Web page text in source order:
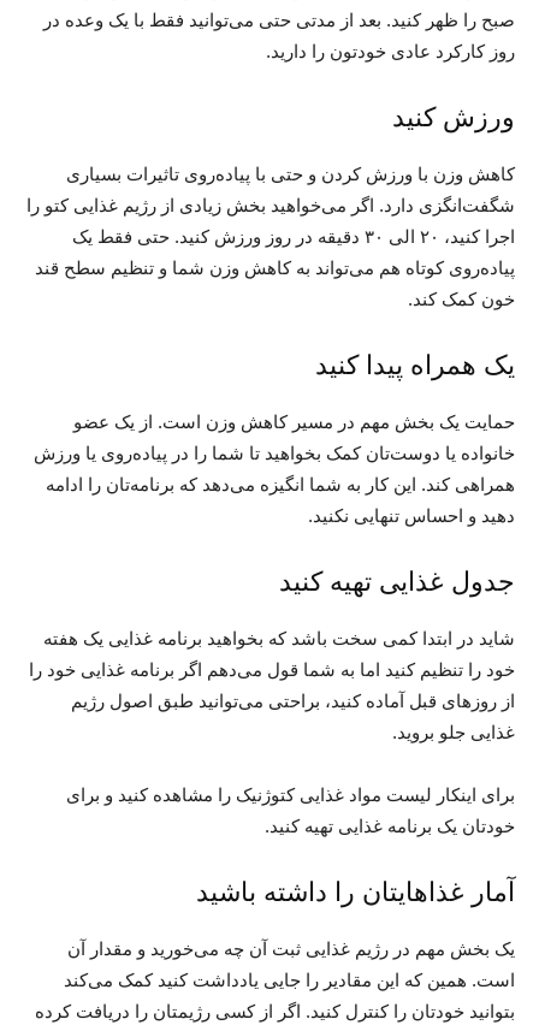
صبح را ظهر کنید. بعد از مدتی حتی می‌توانید فقط با یک وعده در
روز کارکرد عادی خودتون را دارید.
ورزش کنید
کاهش وزن با ورزش کردن و حتی با پیاده‌روی تاثیرات بسیاری
شگفت‌انگزی دارد. اگر می‌خواهید بخش زیادی از رژیم غذایی کتو را
اجرا کنید، ۲۰ الی ۳۰ دقیقه در روز ورزش کنید. حتی فقط یک
پیاده‌روی کوتاه هم می‌تواند به کاهش وزن شما و تنظیم سطح قند
خون کمک کند.
یک همراه پیدا کنید
حمایت یک بخش مهم در مسیر کاهش وزن است. از یک عضو
خانواده یا دوست‌تان کمک بخواهید تا شما را در پیاده‌روی یا ورزش
همراهی کند. این کار به شما انگیزه می‌دهد که برنامه‌تان را ادامه
دهید و احساس تنهایی نکنید.
جدول غذایی تهیه کنید
شاید در ابتدا کمی سخت باشد که بخواهید برنامه غذایی یک هفته
خود را تنظیم کنید اما به شما قول می‌دهم اگر برنامه غذایی خود را
از روزهای قبل آماده کنید، براحتی می‌توانید طبق اصول رژیم
غذایی جلو بروید.
برای اینکار لیست مواد غذایی کتوژنیک را مشاهده کنید و برای
خودتان یک برنامه غذایی تهیه کنید.
آمار غذاهایتان را داشته باشید
یک بخش مهم در رژیم غذایی ثبت آن چه می‌خورید و مقدار آن
است. همین که این مقادیر را جایی یادداشت کنید کمک می‌کند
بتوانید خودتان را کنترل کنید. اگر از کسی رژیمتان را دریافت کرده